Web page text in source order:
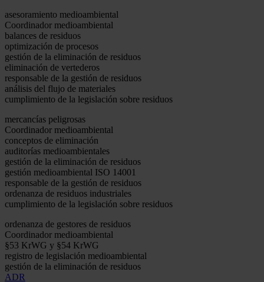
asesoramiento medioambiental
Coordinador medioambiental
balances de residuos
optimización de procesos
gestión de la eliminación de residuos
eliminación de vertederos
responsable de la gestión de residuos
análisis del flujo de materiales
cumplimiento de la legislación sobre residuos
mercancías peligrosas
Coordinador medioambiental
conceptos de eliminación
auditorías medioambientales
gestión de la eliminación de residuos
gestión medioambiental ISO 14001
responsable de la gestión de residuos
ordenanza de residuos industriales
cumplimiento de la legislación sobre residuos
ordenanza de gestores de residuos
Coordinador medioambiental
§53 KrWG y §54 KrWG
registro de legislación medioambiental
gestión de la eliminación de residuos
ADR